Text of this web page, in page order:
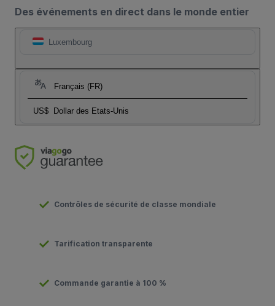
Des événements en direct dans le monde entier
Luxembourg
Français (FR)
US$ Dollar des Etats-Unis
Contrôles de sécurité de classe mondiale
Tarification transparente
Commande garantie à 100 %